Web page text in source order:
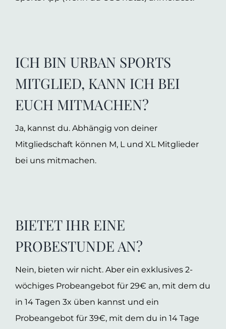
ICH BIN URBAN SPORTS
MITGLIED, KANN ICH BEI
EUCH MITMACHEN?
Ja, kannst du. Abhängig von deiner
Mitgliedschaft können M, L und XL Mitglieder
bei uns mitmachen.
BIETET IHR EINE
PROBESTUNDE AN?
Nein, bieten wir nicht. Aber ein exklusives 2-
wöchiges Probeangebot für 29€ an, mit dem du
in 14 Tagen 3x üben kannst und ein
Probeangebot für 39€, mit dem du in 14 Tage